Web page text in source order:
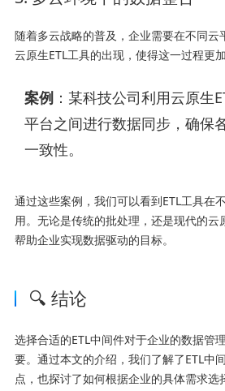
随着多云战略的普及，企业需要在不同云
云原生ETL工具的出现，使得这一过程更
案例 ：某科技公司利用云原生
平台之间进行数据同步，确保
一致性。
通过这些案例，我们可以看到ETL工具在
用。无论是传统的批处理，还是现代的云
帮助企业实现数据驱动的目标。
🔍 结论
选择合适的ETL中间件对于企业的数据管
要。通过本文的介绍，我们了解了ETL中
点，也探讨了如何根据企业的具体需求